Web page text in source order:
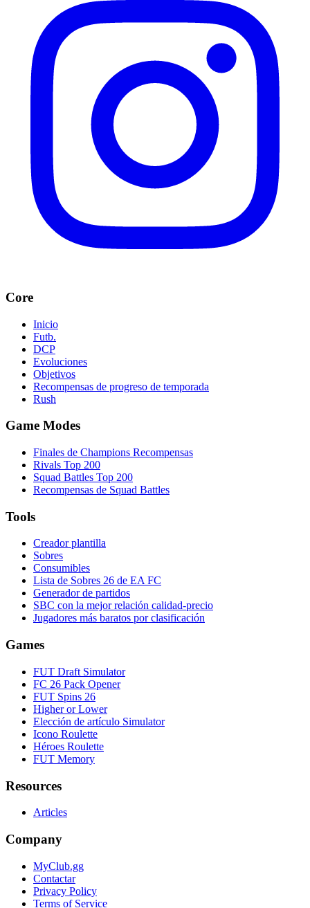
Core
Inicio
Futb.
DCP
Evoluciones
Objetivos
Recompensas de progreso de temporada
Rush
Game Modes
Finales de Champions Recompensas
Rivals Top 200
Squad Battles Top 200
Recompensas de Squad Battles
Tools
Creador plantilla
Sobres
Consumibles
Lista de Sobres 26 de EA FC
Generador de partidos
SBC con la mejor relación calidad-precio
Jugadores más baratos por clasificación
Games
FUT Draft Simulator
FC 26 Pack Opener
FUT Spins 26
Higher or Lower
Elección de artículo Simulator
Icono Roulette
Héroes Roulette
FUT Memory
Resources
Articles
Company
MyClub.gg
Contactar
Privacy Policy
Terms of Service